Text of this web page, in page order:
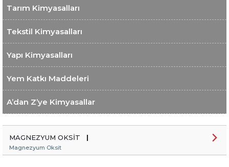
Tarım Kimyasalları
Tekstil Kimyasalları
Yapı Kimyasalları
Yem Katkı Maddeleri
A’dan Z’ye Kimyasallar
MAGNEZYUM OKSİT |
Magnezyum Oksit